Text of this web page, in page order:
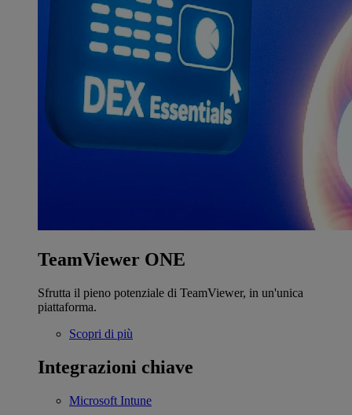
TeamViewer ONE
Sfrutta il pieno potenziale di TeamViewer, in un'unica
piattaforma.
Scopri di più
Integrazioni chiave
Microsoft Intune